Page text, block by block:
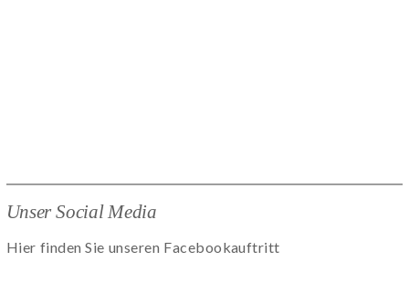
Unser Social Media
Hier finden Sie unseren Facebookauftritt